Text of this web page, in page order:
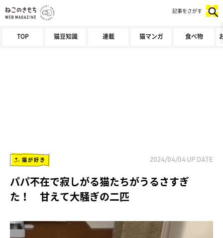
TOP 猫豆知識 連載 猫マンガ 食べ物
記事をさがす
猫が好き 2024/04/04 UP DATE
パパ不在で寂しがる猫たちがうるさすぎ
た！ 甘えて大騒ぎの二匹